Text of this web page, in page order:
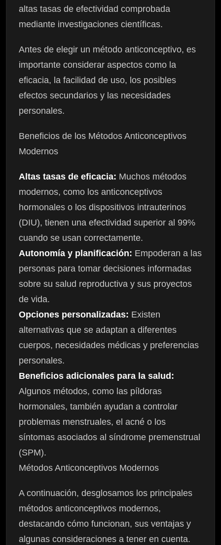
altas tasas de efectividad comprobada
mediante investigaciones científicas.
Antes de elegir un método anticonceptivo, es
importante considerar aspectos como la
eficacia, la facilidad de uso, los posibles
efectos secundarios y las necesidades
personales.
Beneficios de los Métodos Anticonceptivos
Modernos
Altas tasas de eficacia: Muchos métodos
modernos, como los anticonceptivos
hormonales o los dispositivos intrauterinos
(DIU), tienen una efectividad superior al 99%
cuando se usan correctamente.
Autonomía y planificación: Empoderan a las
personas para tomar decisiones informadas
sobre su salud reproductiva y sus proyectos
de vida.
Opciones personalizadas: Existen
alternativas que se adaptan a diferentes
cuerpos, necesidades médicas y preferencias
personales.
Beneficios adicionales para la salud:
Algunos métodos, como las píldoras
hormonales, también ayudan a controlar
problemas menstruales, el acné o los
síntomas asociados al síndrome premenstrual
(SPM).
Métodos Anticonceptivos Modernos
A continuación, desglosamos los principales
métodos anticonceptivos modernos,
destacando cómo funcionan, sus ventajas y
algunas consideraciones a tener en cuenta.